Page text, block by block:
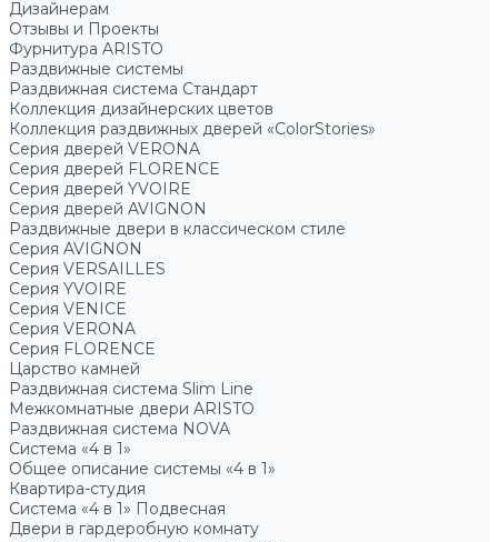
Дизайнерам
Отзывы и Проекты
Фурнитура ARISTO
Раздвижные системы
Раздвижная система Стандарт
Коллекция дизайнерских цветов
Коллекция раздвижных дверей «ColorStories»
Серия дверей VERONA
Серия дверей FLORENCE
Серия дверей YVOIRE
Серия дверей AVIGNON
Раздвижные двери в классическом стиле
Серия AVIGNON
Серия VERSAILLES
Серия YVOIRE
Серия VENICE
Серия VERONA
Серия FLORENCE
Царство камней
Раздвижная система Slim Line
Межкомнатные двери ARISTO
Раздвижная система NOVA
Система «4 в 1»
Общее описание системы «4 в 1»
Квартира-студия
Система «4 в 1» Подвесная
Двери в гардеробную комнату